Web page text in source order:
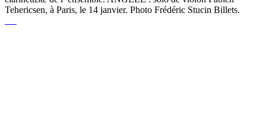
Tehericsen, à Paris, le 14 janvier. Photo Frédéric Stucin Billets.